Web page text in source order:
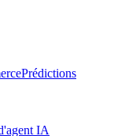
Prédictions
IA